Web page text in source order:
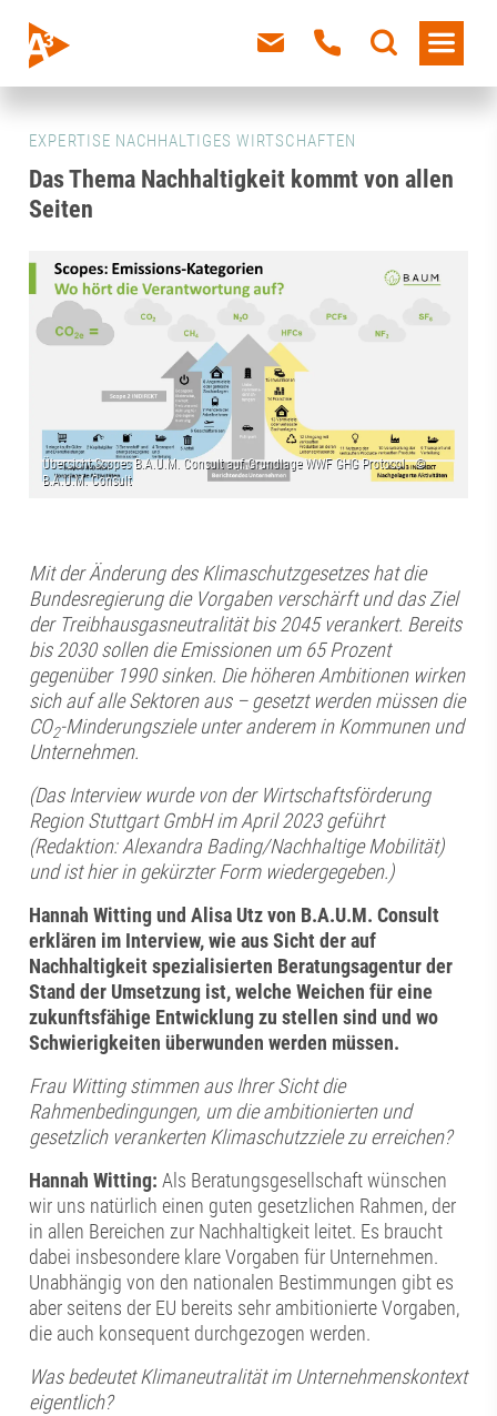
EXPERTISE NACHHALTIGES WIRTSCHAFTEN
Das Thema Nachhaltigkeit kommt von allen
Seiten
Mit der Änderung des Klimaschutzgesetzes hat die
Bundesregierung die Vorgaben verschärft und das Ziel
der Treibhausgasneutralität bis 2045 verankert. Bereits
bis 2030 sollen die Emissionen um 65 Prozent
gegenüber 1990 sinken. Die höheren Ambitionen wirken
sich auf alle Sektoren aus – gesetzt werden müssen die
CO2-Minderungsziele unter anderem in Kommunen und
Unternehmen.
(Das Interview wurde von der Wirtschaftsförderung
Region Stuttgart GmbH im April 2023 geführt
(Redaktion: Alexandra Bading/Nachhaltige Mobilität)
und ist hier in gekürzter Form wiedergegeben.)
Hannah Witting und Alisa Utz von B.A.U.M. Consult
erklären im Interview, wie aus Sicht der auf
Nachhaltigkeit spezialisierten Beratungsagentur der
Stand der Umsetzung ist, welche Weichen für eine
zukunftsfähige Entwicklung zu stellen sind und wo
Schwierigkeiten überwunden werden müssen.
Frau Witting stimmen aus Ihrer Sicht die
Rahmenbedingungen, um die ambitionierten und
gesetzlich verankerten Klimaschutzziele zu erreichen?
Hannah Witting: Als Beratungsgesellschaft wünschen
wir uns natürlich einen guten gesetzlichen Rahmen, der
in allen Bereichen zur Nachhaltigkeit leitet. Es braucht
dabei insbesondere klare Vorgaben für Unternehmen.
Unabhängig von den nationalen Bestimmungen gibt es
aber seitens der EU bereits sehr ambitionierte Vorgaben,
die auch konsequent durchgezogen werden.
Was bedeutet Klimaneutralität im Unternehmenskontext
eigentlich?